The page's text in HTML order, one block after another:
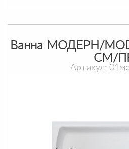
Ванна МОДЕРН/
СМ/
Артикул: